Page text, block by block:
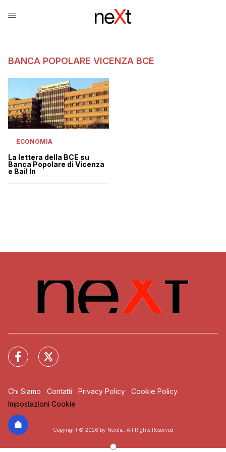
BANCA POPOLARE VICENZA BCE
ECONOMIA
La lettera della BCE su
Banca Popolare di Vicenza
e Bail In
Chi Siamo Contatti Privacy Policy
Cookie Policy
Impostazioni Cookie
Copyright © 2026 by Nexilia. All Rights Reserved